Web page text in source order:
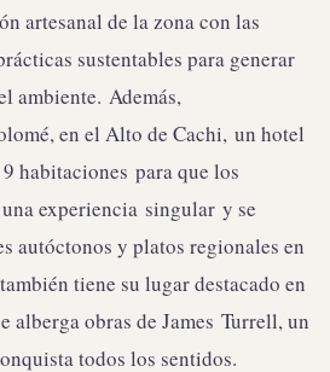
artesanal de la zona con las
sustentables para generar
ambiente. Además,
en el Alto de Cachi, un hotel
habitaciones para que los
experiencia singular y se
autóctonos y platos regionales en
tiene su lugar destacado en
alberga obras de James Turrell, un
todos los sentidos.